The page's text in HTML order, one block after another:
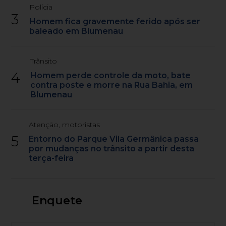
3
Polícia
Homem fica gravemente ferido após ser
baleado em Blumenau
4
Trânsito
Homem perde controle da moto, bate
contra poste e morre na Rua Bahia, em
Blumenau
5
Atenção, motoristas
Entorno do Parque Vila Germânica passa
por mudanças no trânsito a partir desta
terça-feira
Enquete